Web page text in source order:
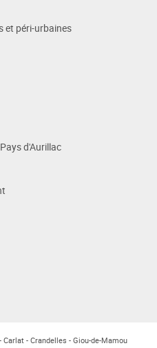
et péri-urbaines
d'Aurillac
Carlat Crandelles Giou-de-Mamou